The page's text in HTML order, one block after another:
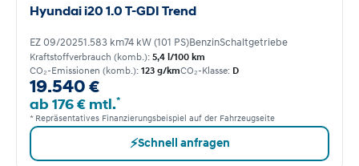
Hyundai i20 1.0 T-GDI Trend
EZ 09/20251.583 km74 kW (101 PS)BenzinSchaltgetriebe
Kraftstoffverbrauch (komb.): 5,4 l/100 km
CO₂-Emissionen (komb.): 123 g/kmCO₂-Klasse: D
19.540 €
ab 176 € mtl.*
* Repräsentatives Finanzierungsbeispiel auf der Fahrzeugseite
⚡Schnell anfragen